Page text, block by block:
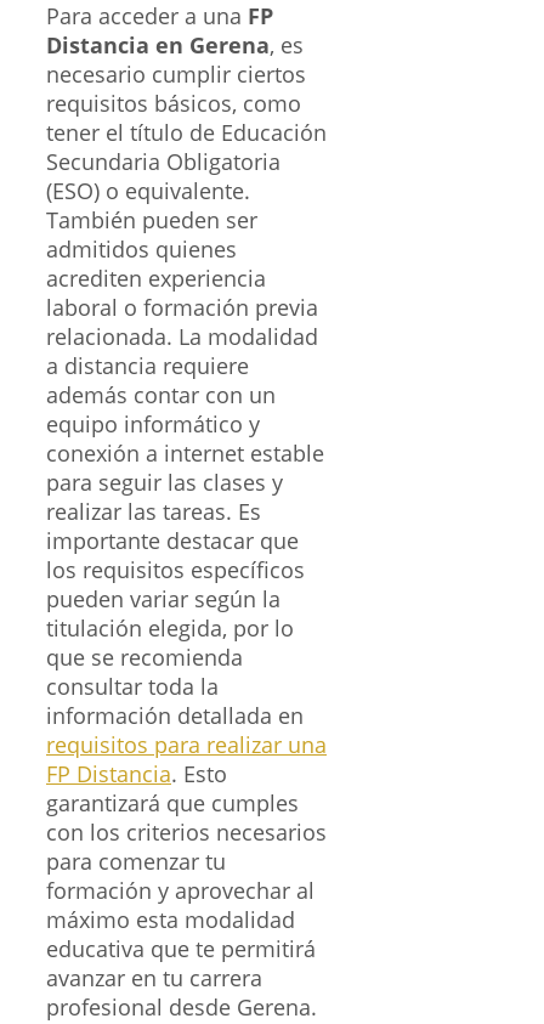
Para acceder a una FP
Distancia en Gerena, es
necesario cumplir ciertos
requisitos básicos, como
tener el título de Educación
Secundaria Obligatoria
(ESO) o equivalente.
También pueden ser
admitidos quienes
acrediten experiencia
laboral o formación previa
relacionada. La modalidad
a distancia requiere
además contar con un
equipo informático y
conexión a internet estable
para seguir las clases y
realizar las tareas. Es
importante destacar que
los requisitos específicos
pueden variar según la
titulación elegida, por lo
que se recomienda
consultar toda la
información detallada en
requisitos para realizar una
FP Distancia. Esto
garantizará que cumples
con los criterios necesarios
para comenzar tu
formación y aprovechar al
máximo esta modalidad
educativa que te permitirá
avanzar en tu carrera
profesional desde Gerena.